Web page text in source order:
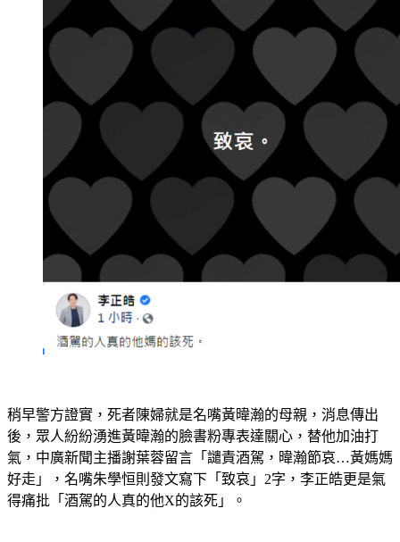
稍早警方證實，死者陳婦就是名嘴黃暐瀚的母親，消息傳出
後，眾人紛紛湧進黃暐瀚的臉書粉專表達關心，替他加油打
氣，中廣新聞主播謝葉蓉留言「譴責酒駕，暐瀚節哀…黃媽媽
好走」，名嘴朱學恒則發文寫下「致哀」2字，李正皓更是氣
得痛批「酒駕的人真的他X的該死」。